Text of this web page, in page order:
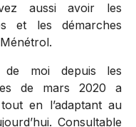
aussi avoir les
et les démarches
de moi depuis les
de mars 2020 a
en l’adaptant au
Consultable